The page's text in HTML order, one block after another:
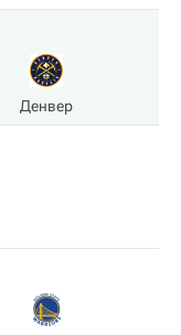
Денвер